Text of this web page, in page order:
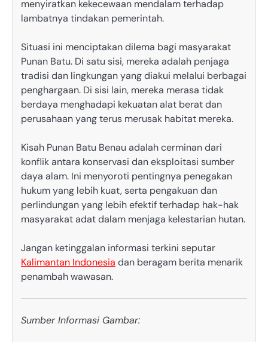
menyiratkan kekecewaan mendalam terhadap
lambatnya tindakan pemerintah.
Situasi ini menciptakan dilema bagi masyarakat
Punan Batu. Di satu sisi, mereka adalah penjaga
tradisi dan lingkungan yang diakui melalui berbagai
penghargaan. Di sisi lain, mereka merasa tidak
berdaya menghadapi kekuatan alat berat dan
perusahaan yang terus merusak habitat mereka.
Kisah Punan Batu Benau adalah cerminan dari
konflik antara konservasi dan eksploitasi sumber
daya alam. Ini menyoroti pentingnya penegakan
hukum yang lebih kuat, serta pengakuan dan
perlindungan yang lebih efektif terhadap hak-hak
masyarakat adat dalam menjaga kelestarian hutan.
Jangan ketinggalan informasi terkini seputar
Kalimantan Indonesia dan beragam berita menarik
penambah wawasan.
Sumber Informasi Gambar: